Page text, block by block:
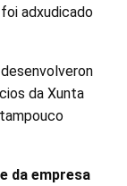
adxudicado
da Xunta
da empresa